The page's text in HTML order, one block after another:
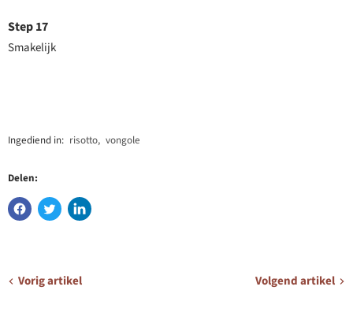
Smakelijk
Ingediend in: risotto, vongole
Delen:
Vorig artikel Volgend artikel